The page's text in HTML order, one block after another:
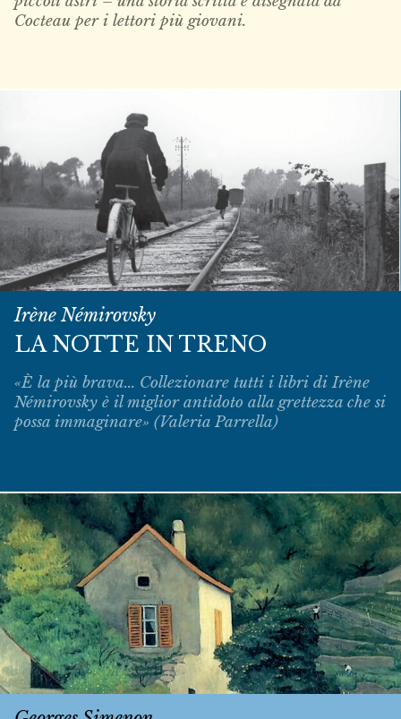
Cocteau per i lettori più giovani.
Irène Némirovsky
LA NOTTE IN TRENO
«È la più brava... Collezionare tutti i libri di Irène
Némirovsky è il miglior antidoto alla grettezza che si
possa immaginare» (Valeria Parrella)